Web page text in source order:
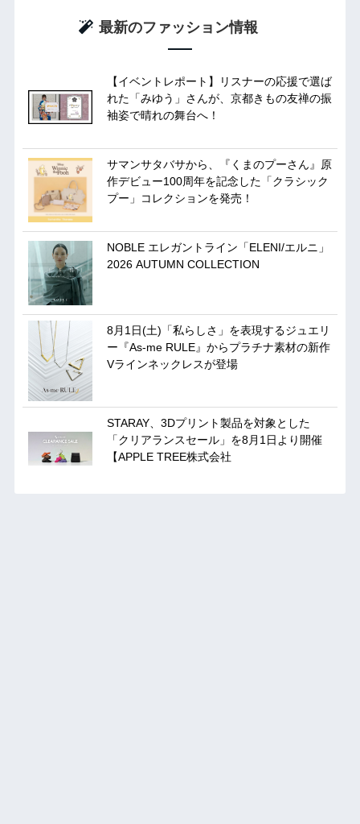
最新のファッション情報
【イベントレポート】リスナーの応援で選ば
れた「みゆう」さんが、京都きもの友禅の振
袖姿で晴れの舞台へ！
サマンサタバサから、『くまのプーさん』原
作デビュー100周年を記念した「クラシック
プー」コレクションを発売！
NOBLE エレガントライン「ELENI/エルニ」
2026 AUTUMN COLLECTION
8月1日(土)「私らしさ」を表現するジュエリ
ー『As-me RULE』からプラチナ素材の新作
Vラインネックレスが登場
STARAY、3Dプリント製品を対象とした
「クリアランスセール」を8月1日より開催
【APPLE TREE株式会社